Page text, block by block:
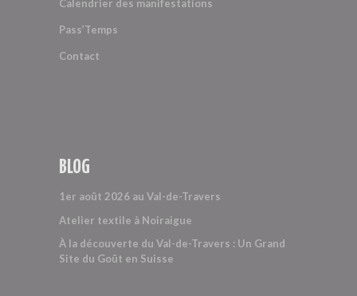
Calendrier des manifestations
Pass’Temps
Contact
BLOG
1er août 2026 au Val-de-Travers
Atelier textile à Noiraigue
À la découverte du Val-de-Travers : Un Grand
Site du Goût en Suisse